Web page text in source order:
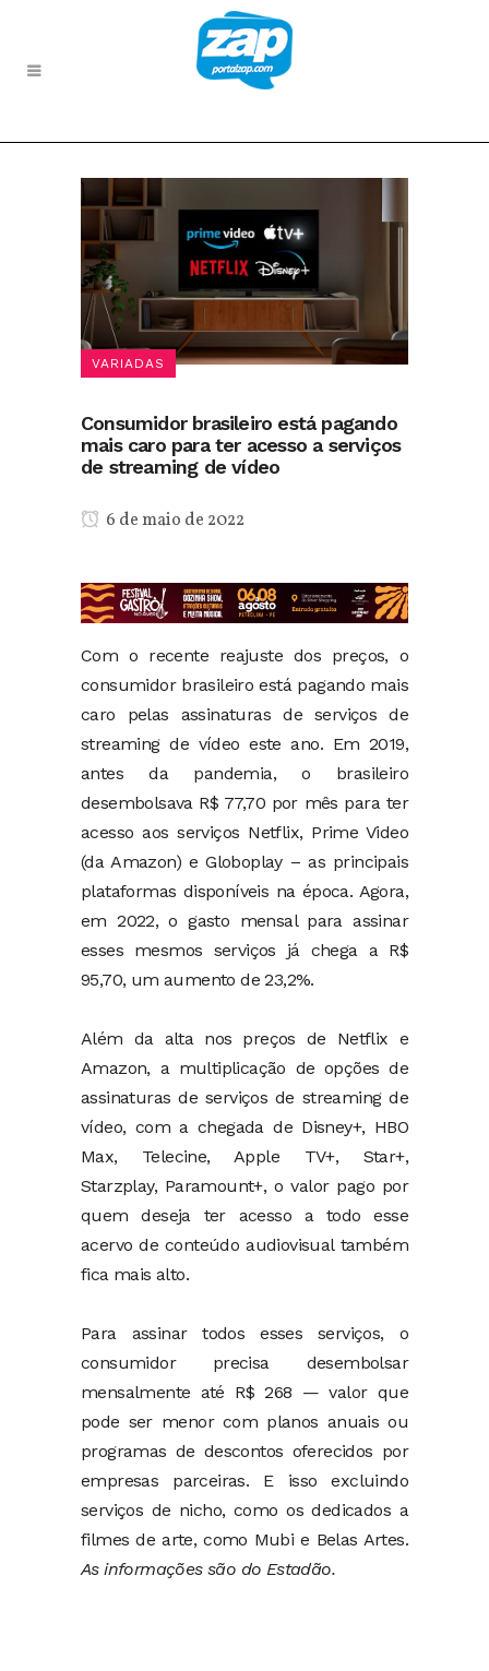
VARIADAS
Consumidor brasileiro está pagando
mais caro para ter acesso a serviços
de streaming de vídeo
6 de maio de 2022
Com o recente reajuste dos preços, o
consumidor brasileiro está pagando mais
caro pelas assinaturas de serviços de
streaming de vídeo este ano. Em 2019,
antes da pandemia, o brasileiro
desembolsava R$ 77,70 por mês para ter
acesso aos serviços Netflix, Prime Video
(da Amazon) e Globoplay – as principais
plataformas disponíveis na época. Agora,
em 2022, o gasto mensal para assinar
esses mesmos serviços já chega a R$
95,70, um aumento de 23,2%.
Além da alta nos preços de Netflix e
Amazon, a multiplicação de opções de
assinaturas de serviços de streaming de
vídeo, com a chegada de Disney+, HBO
Max, Telecine, Apple TV+, Star+,
Starzplay, Paramount+, o valor pago por
quem deseja ter acesso a todo esse
acervo de conteúdo audiovisual também
fica mais alto.
Para assinar todos esses serviços, o
consumidor precisa desembolsar
mensalmente até R$ 268 — valor que
pode ser menor com planos anuais ou
programas de descontos oferecidos por
empresas parceiras. E isso excluindo
serviços de nicho, como os dedicados a
filmes de arte, como Mubi e Belas Artes.
As informações são do Estadão.